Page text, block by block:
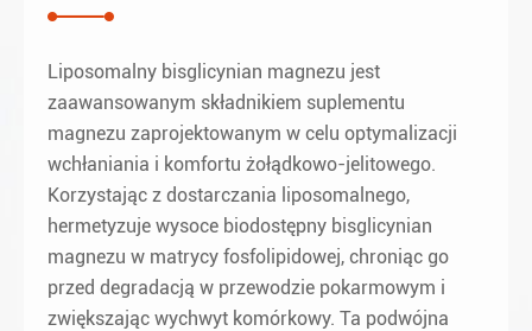
Liposomalny bisglicynian magnezu jest
zaawansowanym składnikiem suplementu
magnezu zaprojektowanym w celu optymalizacji
wchłaniania i komfortu żołądkowo-jelitowego.
Korzystając z dostarczania liposomalnego,
hermetyzuje wysoce biodostępny bisglicynian
magnezu w matrycy fosfolipidowej, chroniąc go
przed degradacją w przewodzie pokarmowym i
zwiększając wychwyt komórkowy. Ta podwójna